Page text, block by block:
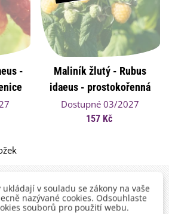
-
Maliník žlutý - Rubus
idaeus - prostokořenná
sazenice maliníku - 1 ks
Dostupné 03/2027
157 Kč
v souladu se zákony na vaše
nazývané cookies. Odsouhlaste
souborů pro použití webu.